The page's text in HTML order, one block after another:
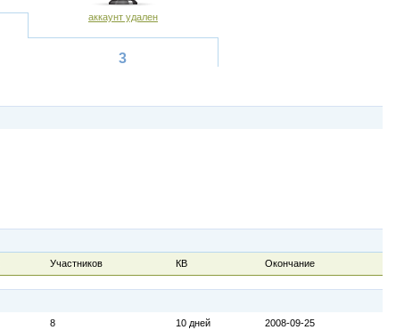
аккаунт удален
3
Участников КВ Окончание
8 10 дней 2008-09-25